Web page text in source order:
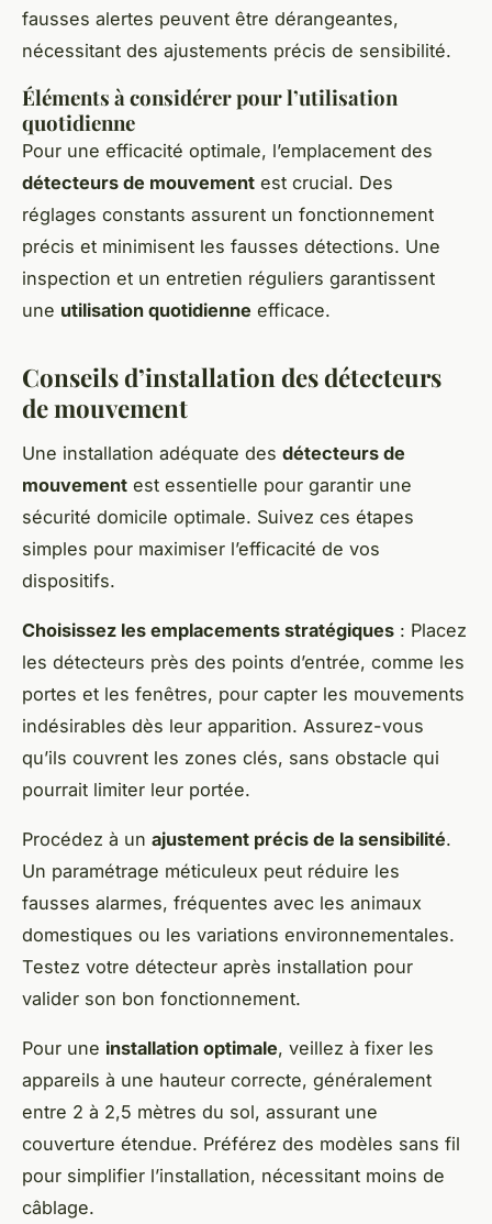
fausses alertes peuvent être dérangeantes,
nécessitant des ajustements précis de sensibilité.
Éléments à considérer pour l’utilisation
quotidienne
Pour une efficacité optimale, l’emplacement des
détecteurs de mouvement est crucial. Des
réglages constants assurent un fonctionnement
précis et minimisent les fausses détections. Une
inspection et un entretien réguliers garantissent
une utilisation quotidienne efficace.
Conseils d’installation des détecteurs
de mouvement
Une installation adéquate des détecteurs de
mouvement est essentielle pour garantir une
sécurité domicile optimale. Suivez ces étapes
simples pour maximiser l’efficacité de vos
dispositifs.
Choisissez les emplacements stratégiques : Placez
les détecteurs près des points d’entrée, comme les
portes et les fenêtres, pour capter les mouvements
indésirables dès leur apparition. Assurez-vous
qu’ils couvrent les zones clés, sans obstacle qui
pourrait limiter leur portée.
Procédez à un ajustement précis de la sensibilité.
Un paramétrage méticuleux peut réduire les
fausses alarmes, fréquentes avec les animaux
domestiques ou les variations environnementales.
Testez votre détecteur après installation pour
valider son bon fonctionnement.
Pour une installation optimale, veillez à fixer les
appareils à une hauteur correcte, généralement
entre 2 à 2,5 mètres du sol, assurant une
couverture étendue. Préférez des modèles sans fil
pour simplifier l’installation, nécessitant moins de
câblage.